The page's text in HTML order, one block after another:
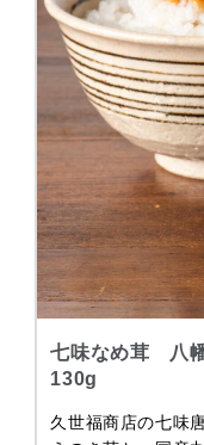
七味なめ茸 八
130g
久世福商店の七味